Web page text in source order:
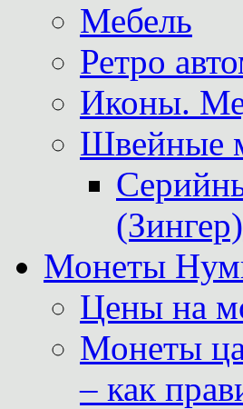
Мебель
Ретро
Иконы.
Швейные
Монеты
Цены на
Монеты
– как